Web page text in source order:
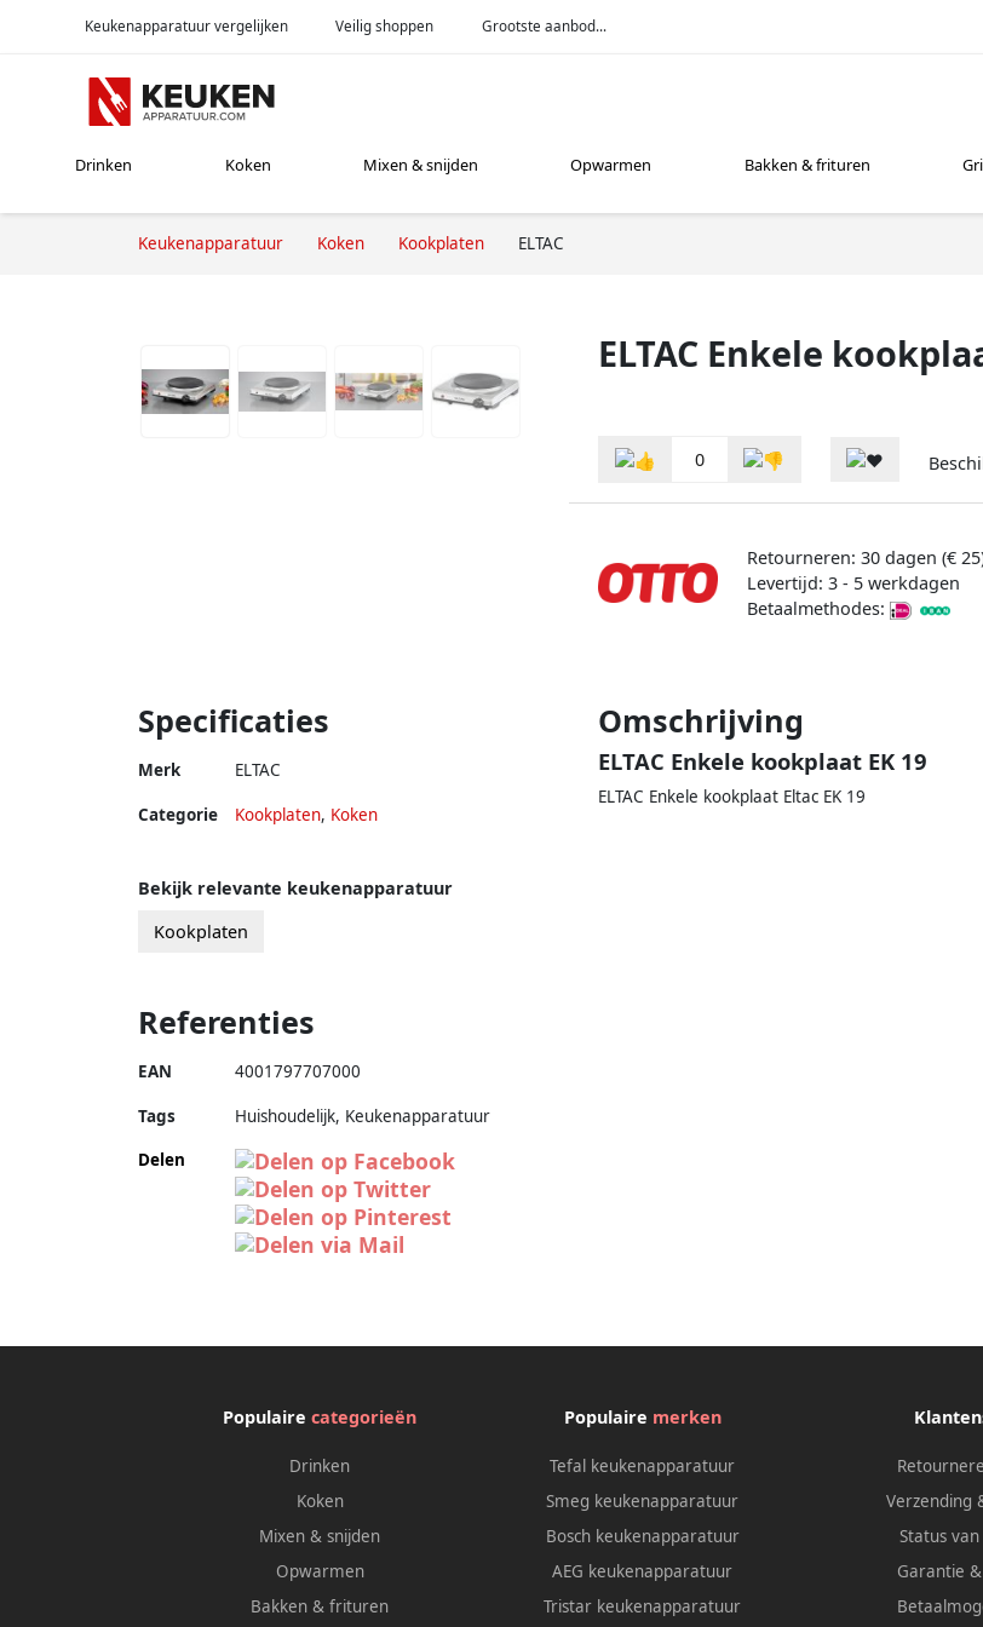
Keukenapparatuur vergelijken Veilig shoppen Grootste aanbod...
Drinken Koken Mixen & snijden Opwarmen Bakken & frituren
Keukenapparatuur Koken Kookplaten ELTAC
ELTAC Enkele
0
Retourneren: 30 dagen (€
Levertijd: 3 - 5 werkdagen
Betaalmethodes:
Specificaties
Merk ELTAC
Categorie Kookplaten, Koken
Omschrijving
ELTAC Enkele kookplaat EK 19
ELTAC Enkele kookplaat Eltac EK 19
Bekijk relevante keukenapparatuur
Kookplaten
Referenties
EAN 4001797707000
Tags
Huishoudelijk, Keukenapparatuur
Delen
Populairecategorieën
Drinken
Koken
Mixen & snijden
Opwarmen
Bakken & frituren
Populaire merken
Tefal keukenapparatuur
Smeg keukenapparatuur
Bosch keukenapparatuur
AEG keukenapparatuur
Tristar keukenapparatuur
Verzending
Status
Garantie